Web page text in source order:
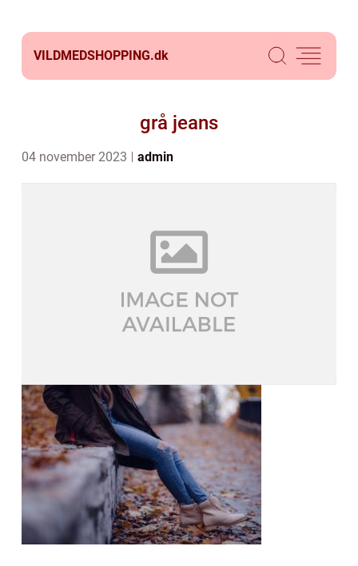
VILDMEDSHOPPING.dk
grå jeans
04 november 2023 admin